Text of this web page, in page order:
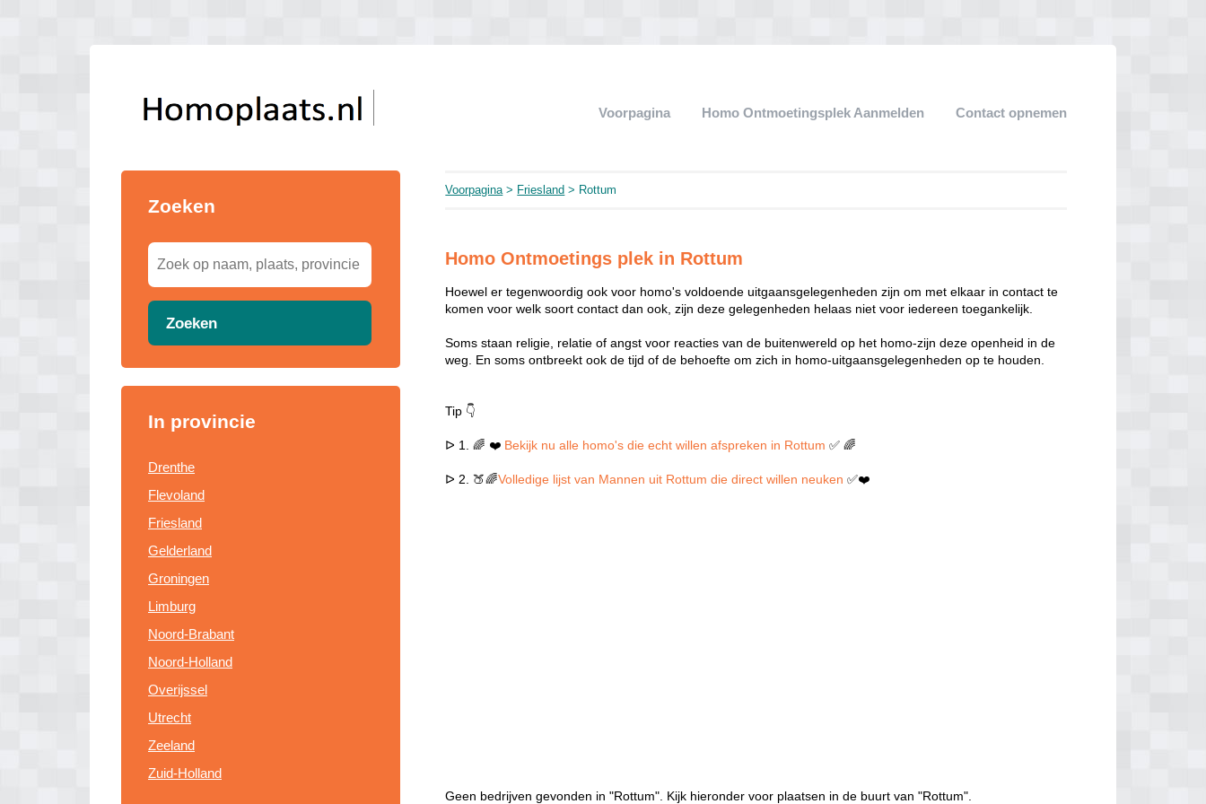
Voorpagina Homo Ontmoetingsplek Aanmelden Contact opnemen
Zoeken
Zoeken
In provincie
Drenthe
Flevoland
Friesland
Gelderland
Groningen
Limburg
Noord-Brabant
Noord-Holland
Overijssel
Utrecht
Zeeland
Zuid-Holland
Voorpagina> Friesland > Rottum
Homo Ontmoetings plek in Rottum
Hoewel er tegenwoordig ook voor homo's voldoende uitgaansgelegenheden zijn om met elkaar in contact te
komen voor welk soort contact dan ook, zijn deze gelegenheden helaas niet voor iedereen toegankelijk.
Soms staan religie, relatie of angst voor reacties van de buitenwereld op het homo-zijn deze openheid in de
weg. En soms ontbreekt ook de tijd of de behoefte om zich in homo-uitgaansgelegenheden op te houden.
Tip 👇
ᐅ 1. 🌈 ❤️ Bekijk nu alle homo's die echt willen afspreken in Rottum ✅ 🌈
ᐅ 2. 🍑🌈Volledige lijst van Mannen uit Rottum die direct willen neuken✅❤️
Geen bedrijven gevonden in "Rottum". Kijk hieronder voor plaatsen in de buurt van "Rottum".